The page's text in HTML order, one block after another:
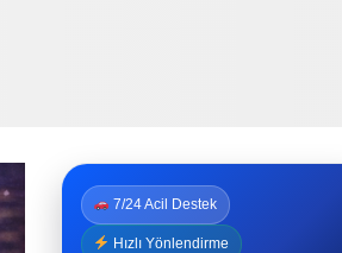
7/24 Acil Destek
Hızlı Yönlendirme